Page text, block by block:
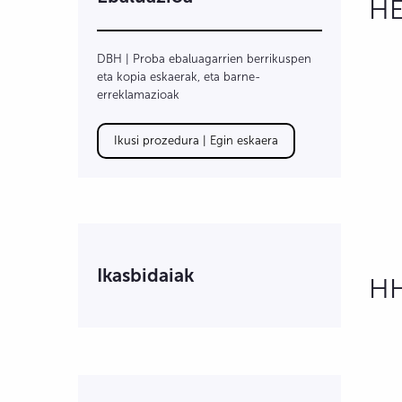
DBH | Proba ebaluagarrien berrikuspen
eta kopia eskaerak, eta barne-
erreklamazioak
Ikusi prozedura | Egin eskaera
Ikasbidaiak